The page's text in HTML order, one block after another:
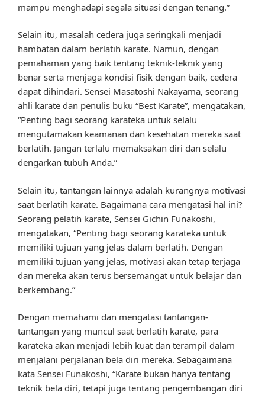
mampu menghadapi segala situasi dengan tenang.”
Selain itu, masalah cedera juga seringkali menjadi
hambatan dalam berlatih karate. Namun, dengan
pemahaman yang baik tentang teknik-teknik yang
benar serta menjaga kondisi fisik dengan baik, cedera
dapat dihindari. Sensei Masatoshi Nakayama, seorang
ahli karate dan penulis buku “Best Karate”, mengatakan,
“Penting bagi seorang karateka untuk selalu
mengutamakan keamanan dan kesehatan mereka saat
berlatih. Jangan terlalu memaksakan diri dan selalu
dengarkan tubuh Anda.”
Selain itu, tantangan lainnya adalah kurangnya motivasi
saat berlatih karate. Bagaimana cara mengatasi hal ini?
Seorang pelatih karate, Sensei Gichin Funakoshi,
mengatakan, “Penting bagi seorang karateka untuk
memiliki tujuan yang jelas dalam berlatih. Dengan
memiliki tujuan yang jelas, motivasi akan tetap terjaga
dan mereka akan terus bersemangat untuk belajar dan
berkembang.”
Dengan memahami dan mengatasi tantangan-
tantangan yang muncul saat berlatih karate, para
karateka akan menjadi lebih kuat dan terampil dalam
menjalani perjalanan bela diri mereka. Sebagaimana
kata Sensei Funakoshi, “Karate bukan hanya tentang
teknik bela diri, tetapi juga tentang pengembangan diri